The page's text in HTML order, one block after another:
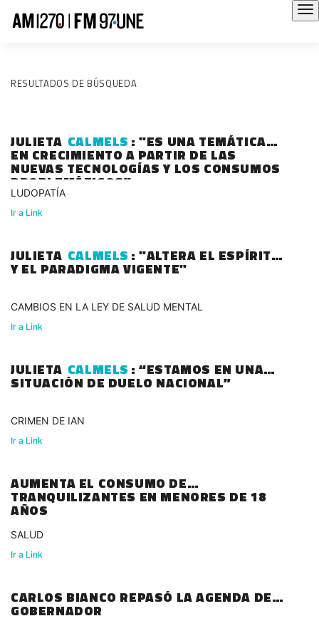
RESULTADOS DE BÚSQUEDA
JULIETA CALMELS : "ES UNA TEMÁTICA
EN CRECIMIENTO A PARTIR DE LAS
NUEVAS TECNOLOGÍAS Y LOS CONSUMOS
PROBLEMÁTICOS"
LUDOPATÍA
Ir a Link
JULIETA CALMELS : "ALTERA EL ESPÍRITU
Y EL PARADIGMA VIGENTE"
CAMBIOS EN LA LEY DE SALUD MENTAL
Ir a Link
JULIETA CALMELS : “ESTAMOS EN UNA
SITUACIÓN DE DUELO NACIONAL”
CRIMEN DE IAN
Ir a Link
AUMENTA EL CONSUMO DE
TRANQUILIZANTES EN MENORES DE 18
AÑOS
SALUD
Ir a Link
CARLOS BIANCO REPASÓ LA AGENDA DEL
GOBERNADOR